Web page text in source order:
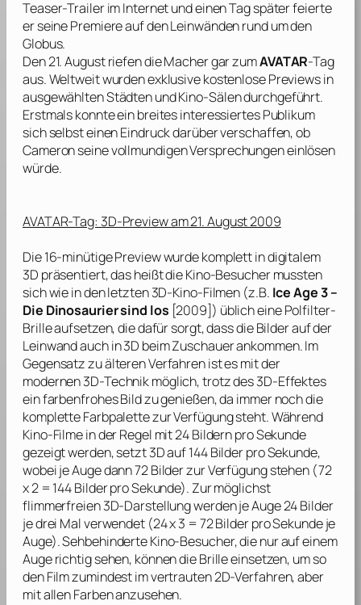
Teaser-Trailer im Internet und einen Tag später feierte
er seine Premiere auf den Leinwänden rund um den
Globus.
Den 21. August riefen die Macher gar zumAVATAR-Tag
aus. Weltweit wurden exklusive kostenlose Previews in
ausgewählten Städten und Kino-Sälen durchgeführt.
Erstmals konnte ein breites interessiertes Publikum
sich selbst einen Eindruck darüber verschaffen, ob
Cameronseine vollmundigen Versprechungen einlösen
würde.
AVATAR-Tag: 3D-Preview am 21. August 2009
Die 16-minütige Preview wurde komplett in digitalem
3D präsentiert, das heißt die Kino-Besucher mussten
sich wie in den letzten 3D-Kino-Filmen (z.B. Ice Age 3 –
Die Dinosaurier sind los [2009]) üblich eine Polfilter-
Brille aufsetzen, die dafür sorgt, dass die Bilder auf der
Leinwand auch in 3D beim Zuschauer ankommen. Im
Gegensatz zu älteren Verfahren ist es mit der
modernen 3D-Technik möglich, trotz des 3D-Effektes
ein farbenfrohes Bild zu genießen, da immer noch die
komplette Farbpalette zur Verfügung steht. Während
Kino-Filme in der Regel mit 24 Bildern pro Sekunde
gezeigt werden, setzt 3D auf 144 Bilder pro Sekunde,
wobei je Auge dann 72 Bilder zur Verfügung stehen (72
x 2 = 144 Bilder pro Sekunde). Zur möglichst
flimmerfreien 3D-Darstellung werden je Auge 24 Bilder
je drei Mal verwendet (24 x 3 = 72 Bilder pro Sekunde je
Auge). Sehbehinderte Kino-Besucher, die nur auf einem
Auge richtig sehen, können die Brille einsetzen, um so
den Film zumindest im vertrauten 2D-Verfahren, aber
mit allen Farben anzusehen.